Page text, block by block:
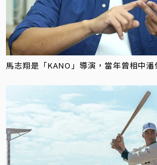
馬志翔是「KANO」導演，當年曾相中